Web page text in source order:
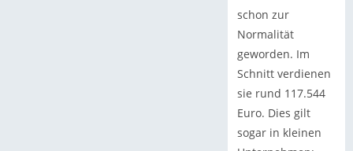
schon zur
Normalität
geworden. Im
Schnitt verdienen
sie rund 117.544
Euro. Dies gilt
sogar in kleinen